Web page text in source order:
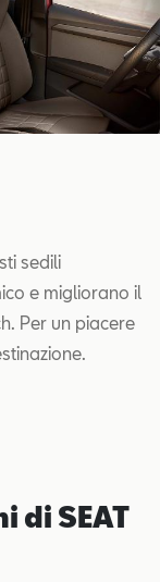
sedili
e migliorano il
Per un piacere
di SEAT